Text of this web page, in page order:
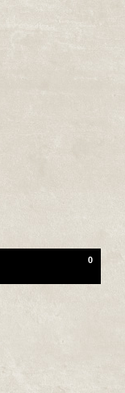
0